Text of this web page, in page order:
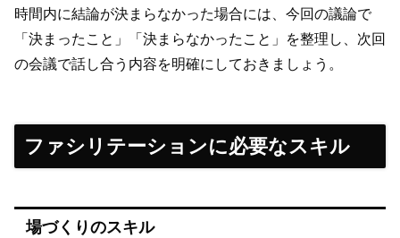
時間内に結論が決まらなかった場合には、今回の議論で
「決まったこと」「決まらなかったこと」を整理し、次回
の会議で話し合う内容を明確にしておきましょう。
ファシリテーションに必要なスキル
場づくりのスキル